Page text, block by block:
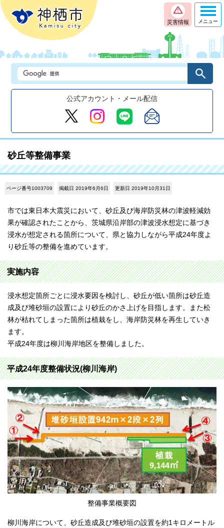
災害情報
公式アカウント・メール配信
メニュー
砂丘等整備事業
ページ番号1003709 掲載日 2019年6月6日 更新日 2019年10月31日
市では東日本大震災において、砂丘及び海岸防災林の津波軽減効
果が確認されたことから、茨城県沿岸部の津波浸水想定に基づき
浸水が想定される箇所について、県と協力しながら平成24年度よ
り砂丘等の整備を進めています。
実施内容
浸水想定箇所ごとに浸水要因を検討し、砂丘が低い箇所は砂丘造
成及び堆砂垣の設置により砂丘のかさ上げを目指します。また松
林が枯れてしまった箇所は植栽をし、海岸防災林を再生していき
ます。
平成24年度は柳川海岸地区を整備しました。
平成24年度整備状況(柳川海岸)
整備事業概要図
柳川海岸について、砂丘造成及び堆砂垣の設置を約1キロメートル